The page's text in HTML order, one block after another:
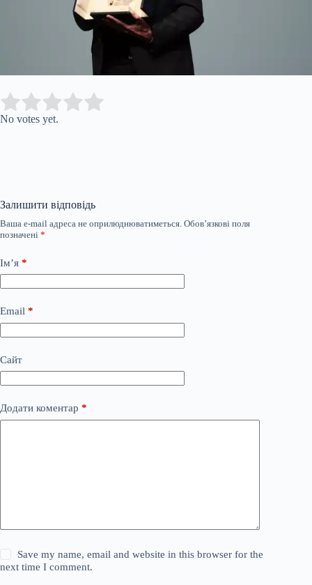
Rate this item:
No votes yet.
Залишити відповідь
Ваша e-mail адреса не оприлюднюватиметься. Обов’язкові поля
позначені *
Ім’я *
Email *
Сайт
Додати коментар *
Save my name, email and website in this browser for the
next time I comment.